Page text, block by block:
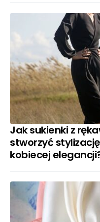
Jak sukienki z
stworzyć
kobiecej